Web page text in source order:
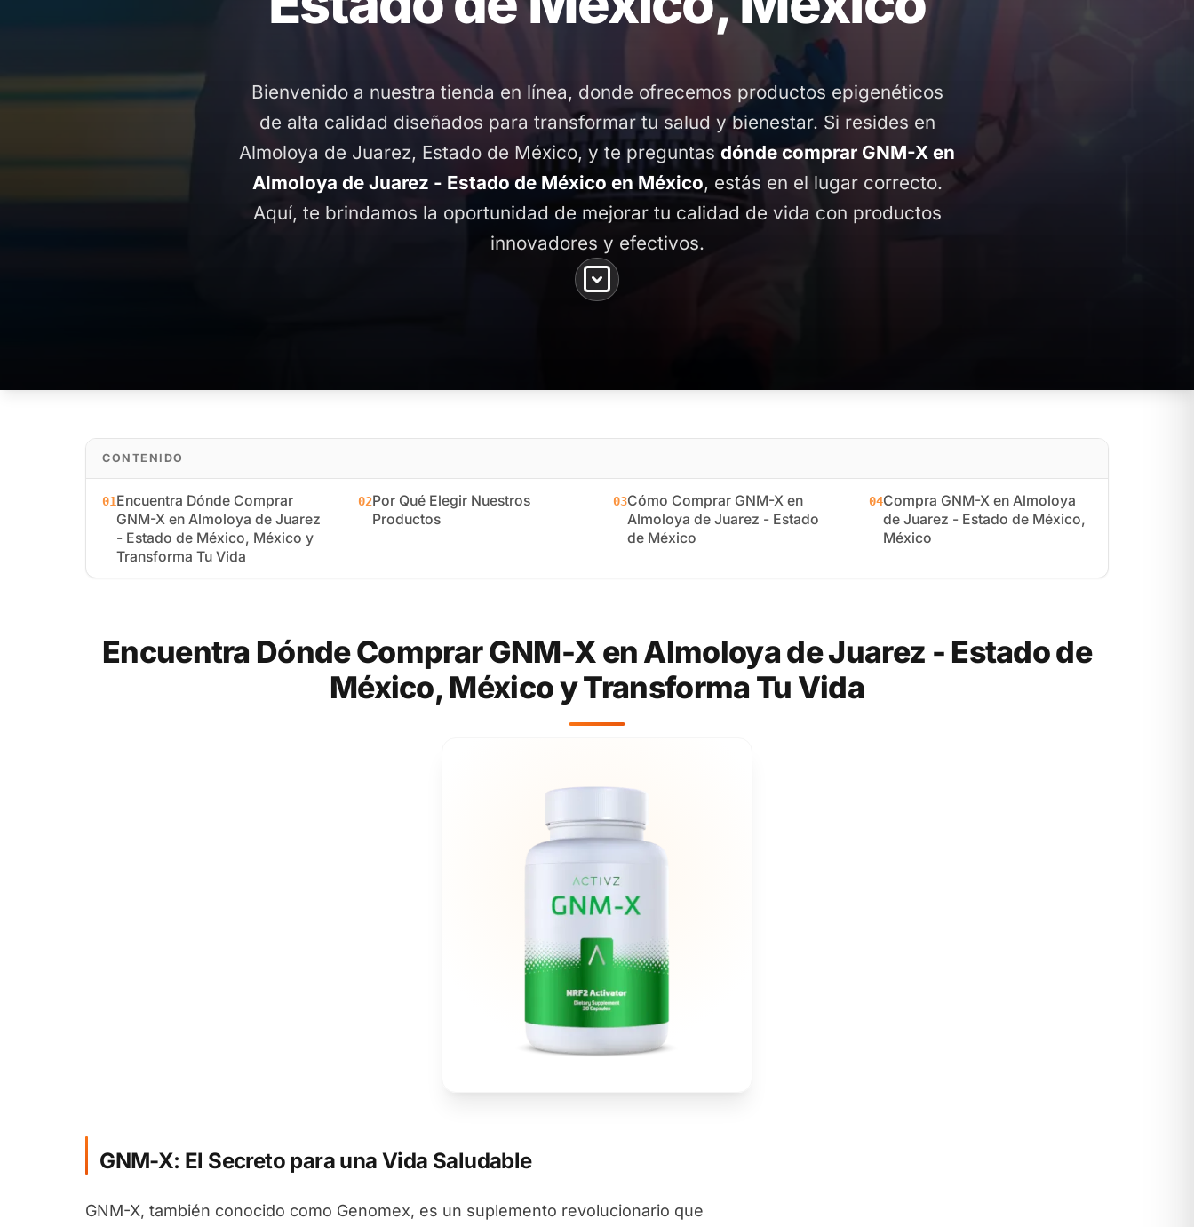
Bienvenido a nuestra tienda en línea, donde ofrecemos productos epigenéticos
de alta calidad diseñados para transformar tu salud y bienestar. Si resides en
Almoloya de Juarez, Estado de México, y te preguntas dónde comprar GNM-X en
Almoloya de Juarez - Estado de México en México, estás en el lugar correcto.
Aquí, te brindamos la oportunidad de mejorar tu calidad de vida con productos
innovadores y efectivos.
CONTENIDO
01Encuentra Dónde Comprar
GNM-X en Almoloya de Juarez
- Estado de México, México y
Transforma Tu Vida
02Por Qué Elegir Nuestros
Productos
03Cómo Comprar GNM-X en
Almoloya de Juarez - Estado
de México
04Compra GNM-X en Almoloya
de Juarez - Estado de México,
México
Encuentra Dónde Comprar GNM-X en Almoloya de Juarez - Estado de
México, México y Transforma Tu Vida
GNM-X: El Secreto para una Vida Saludable
GNM-X, también conocido como Genomex, es un suplemento revolucionario que